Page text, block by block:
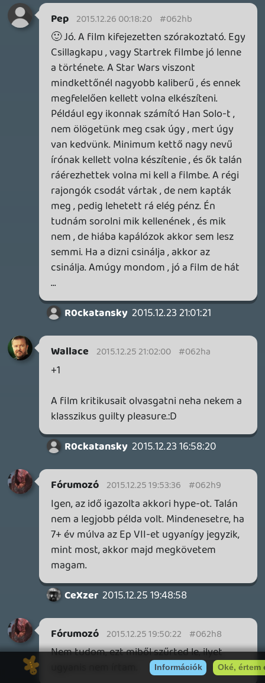
sértettségünket flegmázásba" schtick, a
mondandóm meg ugyanúgy szól
mindenkinek, mint neked - ők meg többen
vannak.
Fórumozó 2015.12.25 04:57:23
CeXzer 2015.12.25 14:07:52 #062gy
Egyébként ha olvasgatsz cikkeket,
blogokat, hozzászólásokat, ennyit nyitott
kérdéseken gondolkodni, karaktereket
elemezni ritkán látni embereket. Én is kb a
Lynch filmekkel szoktam ennyit
foglalkozni utólag, szal lehet neked
súlytalan, de annak ellenére, hogy sokan
szeretik utálni, a 29. Top rated movie
imdb-n, míg pl a súlytalan alien az 53.,
valamint a most popular celebs első
helyén Daisy Ridley szerepel, a második
Adam Driver, 3. Mark Hammil, 4. Carrie
Fisher, 5. Oscar Isaac, a box office listán 1
hét után $247M-el áll, amivel majdnem
annyit keresett, mint az utolsó Hunger
Games, csak az 5 hét alatt... Szal
sokmindent mondhatsz rá szubjektíven,
az, hogy súlytalan objektíven nem igaz.
Dude
Szerinted ofkóz.
getro2
2015.12.25 13:02:51
getro2 2015.12.25 13:02:51
ez egy dolog, az meg egy másik, hogy
melyik mennyivel van közelebb ehhez vagy
egy súlytalan és unalmas film, nulla felé
közelítő emlékezetes pillanattal, és ez
valószínűleg akkor is így lenne, ha más
modorban forgatják le.
CeXzer 2015.12.25 12:02:16
CeXzer 2015.12.25 12:02:16
Hálistennek egyik se esik egyik végletbe
sem, de mindkettő az akciófilmhez van
közelebb. Pont erre vakartam rávilágítani,
getro2 2015.12.25 11:45:55
getro2 #062gu
még jó, hogy csak ez a két végleg létezik.